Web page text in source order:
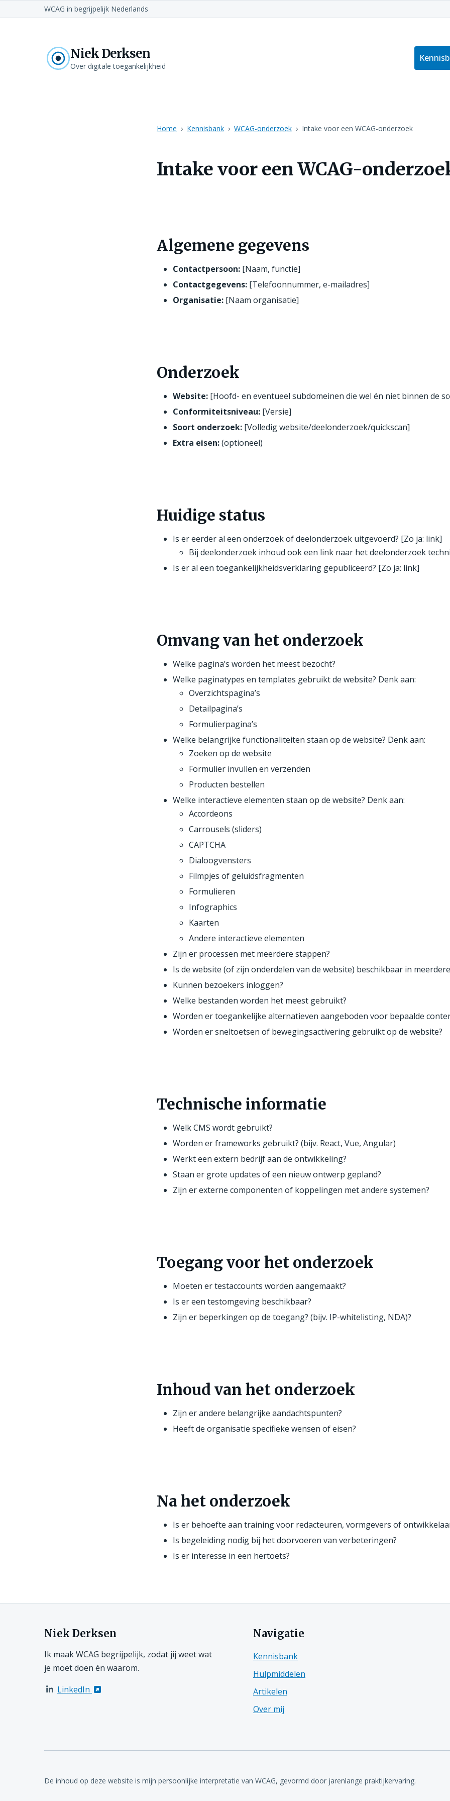
WCAG in begrijpelijk Nederlands
Niek Derksen
Over digitale toegankelijkheid
Home Kennisbank WCAG-onderzoek Intake voor een WCAG-onderzoek
Intake voor een WCAG-
Algemene gegevens
Contactpersoon: [Naam, functie]
Contactgegevens: [Telefoonnummer, e-mailadres]
Organisatie: [Naam organisatie]
Onderzoek
Website: [Hoofd- en eventueel subdomeinen die wel én niet binnen de
Conformiteitsniveau: [Versie]
Soort onderzoek: [Volledig website/deelonderzoek/quickscan]
Extra eisen:(optioneel)
Huidige status
Is er eerder al een onderzoek of deelonderzoek uitgevoerd? [Zo ja: link]
Bij deelonderzoek inhoud ook een link naar het deelonderzoek
Is er al een toegankelijkheidsverklaring gepubliceerd? [Zo ja: link]
Omvang van het onderzoek
Welke pagina’s worden het meest bezocht?
Welke paginatypes en templates gebruikt de website? Denk aan:
Overzichtspagina’s
Detailpagina’s
Formulierpagina’s
Welke belangrijke functionaliteiten staan op de website? Denk aan:
Zoeken op de website
Formulier invullen en verzenden
Producten bestellen
Welke interactieve elementen staan op de website? Denk aan:
Accordeons
Carrousels (sliders)
CAPTCHA
Dialoogvensters
Filmpjes of geluidsfragmenten
Formulieren
Infographics
Kaarten
Andere interactieve elementen
Zijn er processen met meerdere stappen?
Is de website (of zijn onderdelen van de website) beschikbaar in
Kunnen bezoekers inloggen?
Welke bestanden worden het meest gebruikt?
Worden er toegankelijke alternatieven aangeboden voor bepaalde
Worden er sneltoetsen of bewegingsactivering gebruikt op de website?
Technische informatie
Welk CMS wordt gebruikt?
Worden er frameworks gebruikt? (bijv. React, Vue, Angular)
Werkt een extern bedrijf aan de ontwikkeling?
Staan er grote updates of een nieuw ontwerp gepland?
Zijn er externe componenten of koppelingen met andere systemen?
Toegang voor het onderzoek
Moeten er testaccounts worden aangemaakt?
Is er een testomgeving beschikbaar?
Zijn er beperkingen op de toegang? (bijv. IP-whitelisting, NDA)?
Inhoud van het onderzoek
Zijn er andere belangrijke aandachtspunten?
Heeft de organisatie specifieke wensen of eisen?
Na het onderzoek
Is er behoefte aan training voor redacteuren, vormgevers of
Is begeleiding nodig bij het doorvoeren van verbeteringen?
Is er interesse in een hertoets?
Niek Derksen
Ik maak WCAG begrijpelijk, zodat jij weet wat
je moet doen én waarom.
LinkedIn
Navigatie
Kennisbank
Hulpmiddelen
Artikelen
Over mij
De inhoud op deze website is mijn persoonlijke interpretatie van WCAG, gevormd door jarenlange praktijkervaring.